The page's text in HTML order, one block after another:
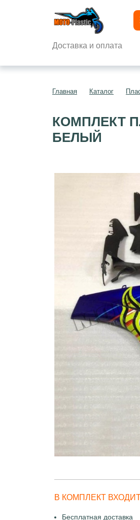
Доставка и оплата
Главная Каталог
КОМПЛЕКТ
БЕЛЫЙ
В КОМПЛЕКТ
Бесплатная доставка